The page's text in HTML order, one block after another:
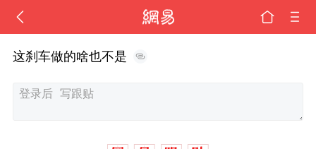
这刹车做的啥也不是